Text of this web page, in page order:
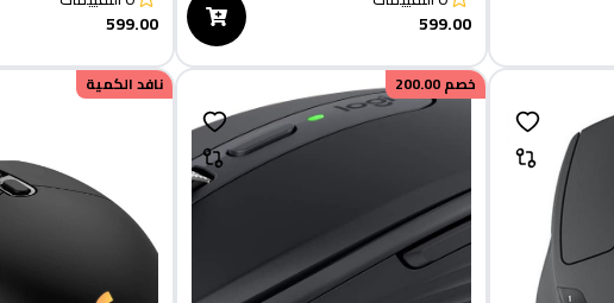
599.00
599.00
خصم200.00 نافد الكمية